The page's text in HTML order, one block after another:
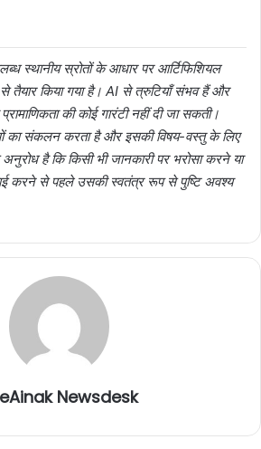
स्थानीय स्रोतों के आधार पर आर्टिफिशियल
तैयार किया गया है। AI से त्रुटियाँ संभव हैं और
की कोई गारंटी नहीं दी जा सकती।
संकलन करता है और इसकी विषय-वस्तु के लिए
अनुरोध है कि किसी भी जानकारी पर भरोसा करने या
करने से पहले उसकी स्वतंत्र रूप से पुष्टि अवश्य
Newsdesk